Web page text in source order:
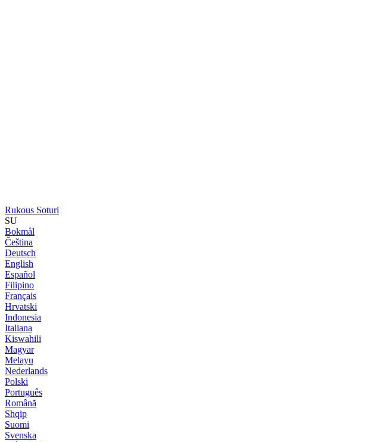
Rukous Soturi
SU
Bokmål
Čeština
Deutsch
English
Español
Filipino
Français
Hrvatski
Indonesia
Italiana
Kiswahili
Magyar
Melayu
Nederlands
Polski
Português
Română
Shqip
Suomi
Svenska